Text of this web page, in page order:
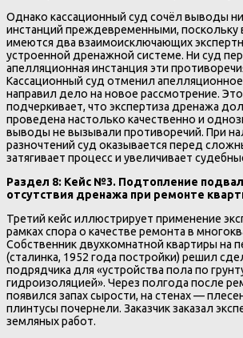
Однако кассационный суд сочёл выводы
инстанций преждевременными, поскольку
имеются два взаимоисключающих
устроенной дренажной системе. Ни суд
апелляционная инстанция эти
Кассационный суд отменил
направил дело на новое рассмотрение.
подчеркивает, что экспертиза дренажа
проведена настолько качественно и
выводы не вызывали противоречий. При
разночтений суд оказывается перед
затягивает процесс и увеличивает
Раздел 8: Кейс №3. Подтопление
отсутствия дренажа при ремонте
Третий кейс иллюстрирует применение
рамках спора о качестве ремонта в
Собственник двухкомнатной квартиры на
(сталинка, 1952 года постройки) решил
подрядчика для «устройства пола по
гидроизоляцией». Через полгода после
появился запах сырости, на стенах —
плинтусы почернели. Заказчик заказал
земляных работ.